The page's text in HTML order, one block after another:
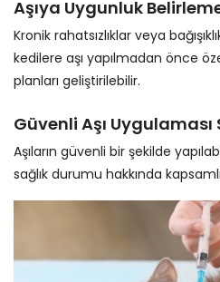
Aşıya Uygunluk
Kronik rahatsızlıklar veya
kedilere aşı yapılmadan önce
planları geliştirilebilir.
Güvenli Aşı
Aşıların güvenli bir şekilde
sağlık durumu hakkında